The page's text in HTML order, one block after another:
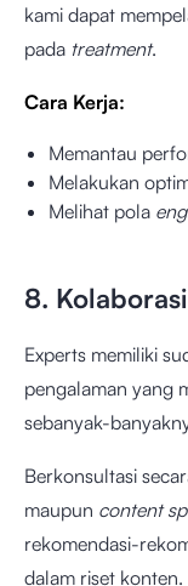
kami dapat
pada treatment.
Cara Kerja:
Memantau
Melakukan
Melihat pola
8.
Experts memiliki
pengalaman yang
sebanyak-
Berkonsultasi
maupun content
rekomendasi-
dalam riset